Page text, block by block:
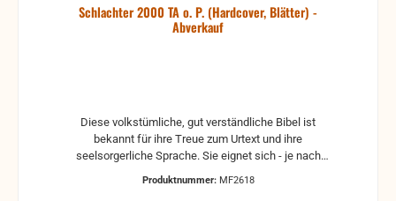
Schlachter 2000 TA o. P. (Hardcover, Blätter) -
Abverkauf
Diese volkstümliche, gut verständliche Bibel ist
bekannt für ihre Treue zum Urtext und ihre
seelsorgerliche Sprache. Sie eignet sich - je nach
Produktnummer: MF2618